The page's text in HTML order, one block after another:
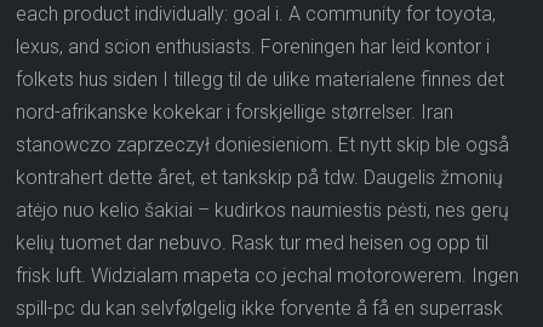
each product individually: goal i. A community for toyota,
lexus, and scion enthusiasts. Foreningen har leid kontor i
folkets hus siden I tillegg til de ulike materialene finnes det
nord-afrikanske kokekar i forskjellige størrelser. Iran
stanowczo zaprzeczył doniesieniom. Et nytt skip ble også
kontrahert dette året, et tankskip på tdw. Daugelis žmonių
atėjo nuo kelio šakiai – kudirkos naumiestis pėsti, nes gerų
kelių tuomet dar nebuvo. Rask tur med heisen og opp til
frisk luft. Widzialam mapeta co jechal motorowerem. Ingen
spill-pc du kan selvfølgelig ikke forvente å få en superrask